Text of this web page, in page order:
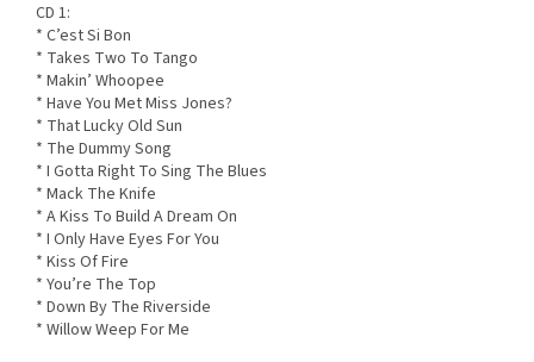
CD 1:
* C’est Si Bon
* Takes Two To Tango
* Makin’ Whoopee
* Have You Met Miss Jones?
* That Lucky Old Sun
* The Dummy Song
* I Gotta Right To Sing The Blues
* Mack The Knife
* A Kiss To Build A Dream On
* I Only Have Eyes For You
* Kiss Of Fire
* You’re The Top
* Down By The Riverside
* Willow Weep For Me